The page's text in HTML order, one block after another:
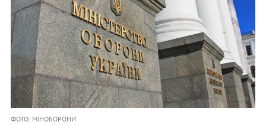
ФОТО: МІНОБОРОНИ